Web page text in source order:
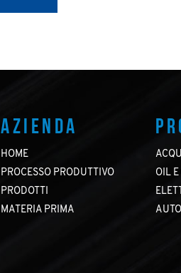
AZIENDA
HOME
PROCESSO PRODUTTIVO
PRODOTTI
MATERIA PRIMA
OIL